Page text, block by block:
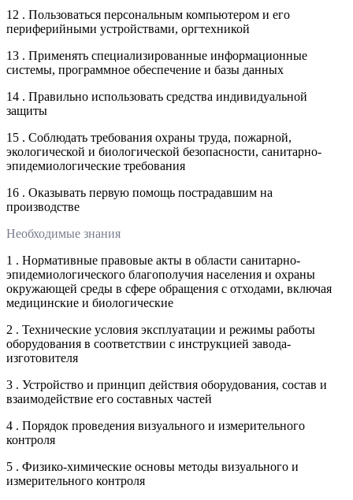
12 . Пользоваться персональным компьютером и его
периферийными устройствами, оргтехникой
13 . Применять специализированные информационные
системы, программное обеспечение и базы данных
14 . Правильно использовать средства индивидуальной
защиты
15 . Соблюдать требования охраны труда, пожарной,
экологической и биологической безопасности, санитарно-
эпидемиологические требования
16 . Оказывать первую помощь пострадавшим на
производстве
Необходимые знания
1 . Нормативные правовые акты в области санитарно-
эпидемиологического благополучия населения и охраны
окружающей среды в сфере обращения с отходами, включая
медицинские и биологические
2 . Технические условия эксплуатации и режимы работы
оборудования в соответствии с инструкцией завода-
изготовителя
3 . Устройство и принцип действия оборудования, состав и
взаимодействие его составных частей
4 . Порядок проведения визуального и измерительного
контроля
5 . Физико-химические основы методы визуального и
измерительного контроля